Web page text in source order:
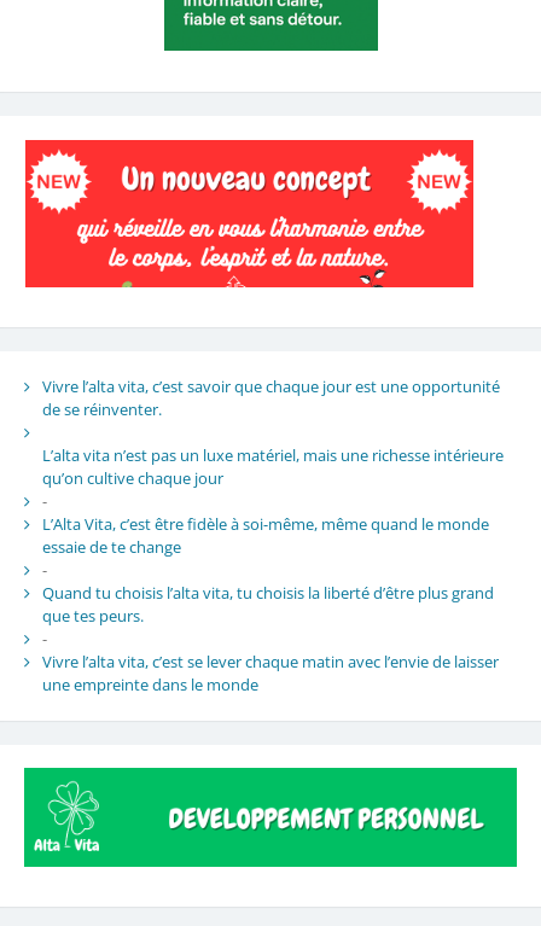
Vivre l’alta vita, c’est savoir que chaque jour est une opportunité
de se réinventer.
L’alta vita n’est pas un luxe matériel, mais une richesse intérieure
qu’on cultive chaque jour
-
L’Alta Vita, c’est être fidèle à soi-même, même quand le monde
essaie de te change
-
Quand tu choisis l’alta vita, tu choisis la liberté d’être plus grand
que tes peurs.
-
Vivre l’alta vita, c’est se lever chaque matin avec l’envie de laisser
une empreinte dans le monde